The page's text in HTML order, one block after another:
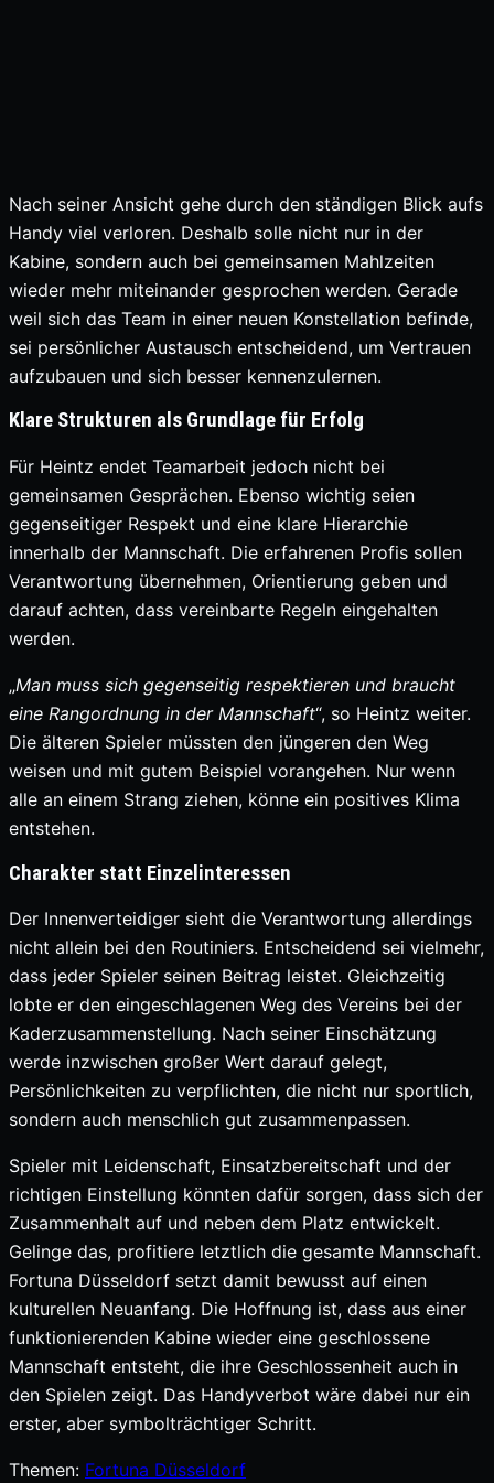
Nach seiner Ansicht gehe durch den ständigen Blick aufs
Handy viel verloren. Deshalb solle nicht nur in der
Kabine, sondern auch bei gemeinsamen Mahlzeiten
wieder mehr miteinander gesprochen werden. Gerade
weil sich das Team in einer neuen Konstellation befinde,
sei persönlicher Austausch entscheidend, um Vertrauen
aufzubauen und sich besser kennenzulernen.
Klare Strukturen als Grundlage für Erfolg
Für Heintz endet Teamarbeit jedoch nicht bei
gemeinsamen Gesprächen. Ebenso wichtig seien
gegenseitiger Respekt und eine klare Hierarchie
innerhalb der Mannschaft. Die erfahrenen Profis sollen
Verantwortung übernehmen, Orientierung geben und
darauf achten, dass vereinbarte Regeln eingehalten
werden.
„Man muss sich gegenseitig respektieren und braucht
eine Rangordnung in der Mannschaft“, so Heintz weiter.
Die älteren Spieler müssten den jüngeren den Weg
weisen und mit gutem Beispiel vorangehen. Nur wenn
alle an einem Strang ziehen, könne ein positives Klima
entstehen.
Charakter statt Einzelinteressen
Der Innenverteidiger sieht die Verantwortung allerdings
nicht allein bei den Routiniers. Entscheidend sei vielmehr,
dass jeder Spieler seinen Beitrag leistet. Gleichzeitig
lobte er den eingeschlagenen Weg des Vereins bei der
Kaderzusammenstellung. Nach seiner Einschätzung
werde inzwischen großer Wert darauf gelegt,
Persönlichkeiten zu verpflichten, die nicht nur sportlich,
sondern auch menschlich gut zusammenpassen.
Spieler mit Leidenschaft, Einsatzbereitschaft und der
richtigen Einstellung könnten dafür sorgen, dass sich der
Zusammenhalt auf und neben dem Platz entwickelt.
Gelinge das, profitiere letztlich die gesamte Mannschaft.
Fortuna Düsseldorf setzt damit bewusst auf einen
kulturellen Neuanfang. Die Hoffnung ist, dass aus einer
funktionierenden Kabine wieder eine geschlossene
Mannschaft entsteht, die ihre Geschlossenheit auch in
den Spielen zeigt. Das Handyverbot wäre dabei nur ein
erster, aber symbolträchtiger Schritt.
Themen: Fortuna Düsseldorf